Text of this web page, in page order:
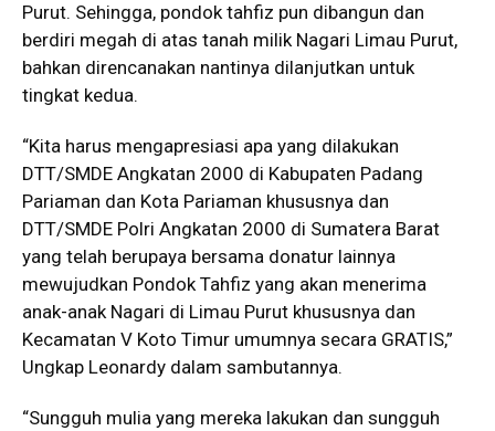
Purut. Sehingga, pondok tahfiz pun dibangun dan
berdiri megah di atas tanah milik Nagari Limau Purut,
bahkan direncanakan nantinya dilanjutkan untuk
tingkat kedua.
“Kita harus mengapresiasi apa yang dilakukan
DTT/SMDE Angkatan 2000 di Kabupaten Padang
Pariaman dan Kota Pariaman khususnya dan
DTT/SMDE Polri Angkatan 2000 di Sumatera Barat
yang telah berupaya bersama donatur lainnya
mewujudkan Pondok Tahfiz yang akan menerima
anak-anak Nagari di Limau Purut khususnya dan
Kecamatan V Koto Timur umumnya secara GRATIS,”
Ungkap Leonardy dalam sambutannya.
“Sungguh mulia yang mereka lakukan dan sungguh